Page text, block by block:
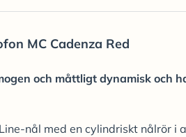
MC Cadenza Red
och måttligt dynamisk och
nål med en cylindriskt nålrör i